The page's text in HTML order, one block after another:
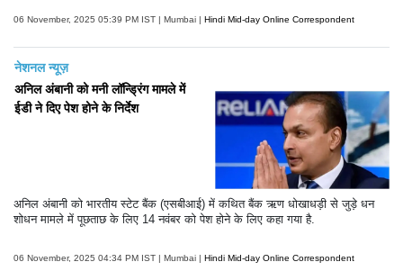
06 November, 2025 05:39 PM IST | Mumbai | Hindi Mid-day Online Correspondent
नेशनल न्यूज़
अनिल अंबानी को मनी लॉन्ड्रिंग मामले में
ईडी ने दिए पेश होने के निर्देश
अनिल अंबानी को भारतीय स्टेट बैंक (एसबीआई) में कथित बैंक ऋण धोखाधड़ी से जुड़े धन
शोधन मामले में पूछताछ के लिए 14 नवंबर को पेश होने के लिए कहा गया है.
06 November, 2025 04:34 PM IST | Mumbai | Hindi Mid-day Online Correspondent